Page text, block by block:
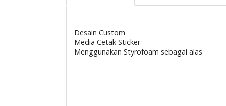
Desain Custom
Media Cetak Sticker
Menggunakan Styrofoam sebagai alas